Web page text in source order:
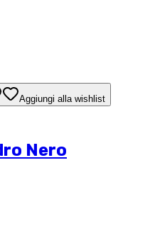
Aggiungi alla wishlist
Nero